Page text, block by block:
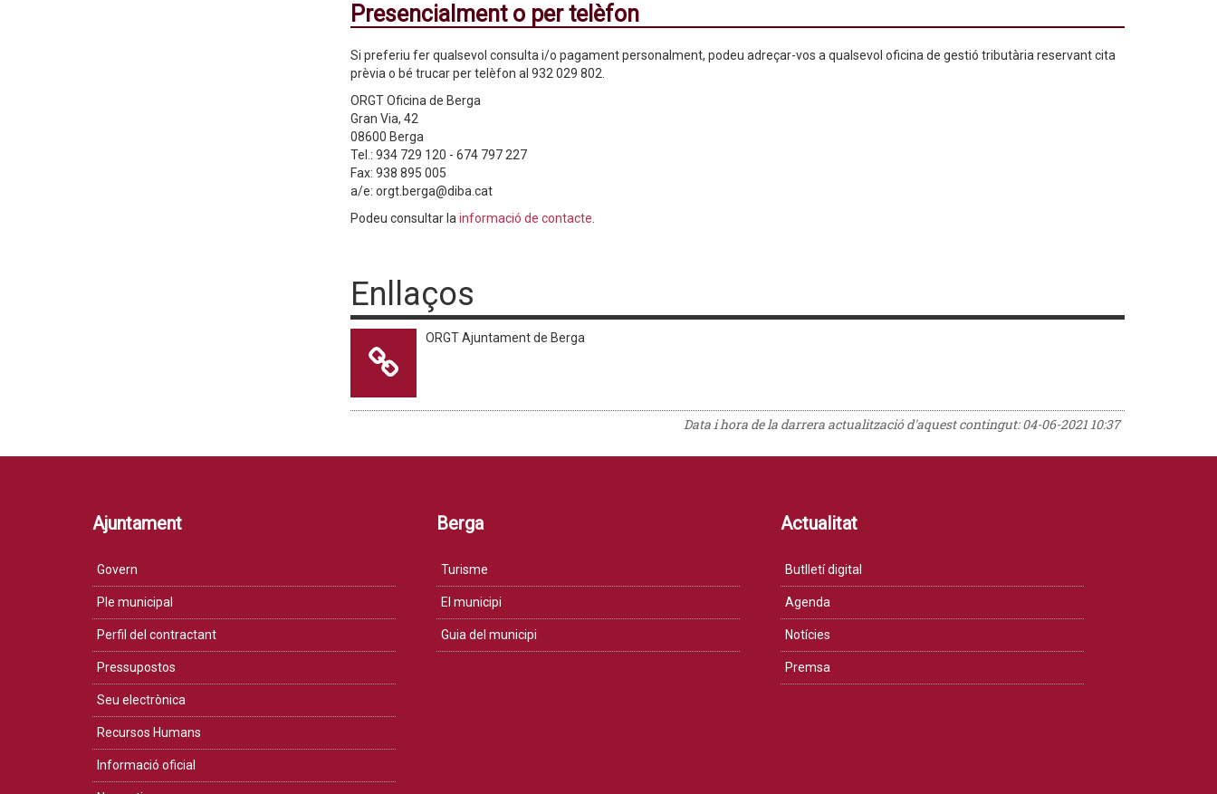
Presencialment o per telèfon
Si preferiu fer qualsevol consulta i/o pagament personalment, podeu adreçar-vos a qualsevol oficina de gestió tributària reservant cita
prèvia o bé trucar per telèfon al 932 029 802.
ORGT Oficina de Berga
Gran Via, 42
08600 Berga
Tel.: 934 729 120 - 674 797 227
Fax: 938 895 005
a/e: orgt.berga@diba.cat
Podeu consultar la informació de contacte
Enllaços
ORGT Ajuntament de Berga
Data i hora de la darrera actualització d'aquest contingut:04-06-2021 10:37
Ajuntament
Govern
Ple municipal
Perfil del contractant
Pressupostos
Seu electrònica
Recursos Humans
Informació oficial
Berga
Turisme
El municipi
Guia del municipi
Actualitat
Butlletí digital
Agenda
Notícies
Premsa